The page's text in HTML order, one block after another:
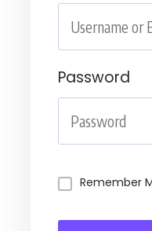
Password
Remember